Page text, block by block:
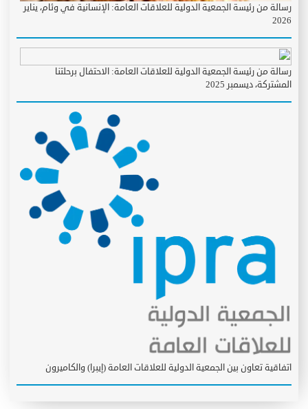
رسالة من رئيسة الجمعية الدولية للعلاقات العامة: الإنسانية في وئام، يناير
2026
رسالة من رئيسة الجمعية الدولية للعلاقات العامة: الاحتفال برحلتنا
المشتركة، ديسمبر 2025
اتفاقية تعاون بين الجمعية الدولية للعلاقات العامة (إيبرا) والكاميرون